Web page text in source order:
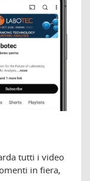
tutti i video
in fiera,